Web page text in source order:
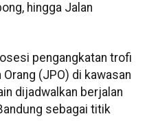
hingga Jalan
pengangkatan trofi
(JPO) di kawasan
dijadwalkan berjalan
sebagai titik